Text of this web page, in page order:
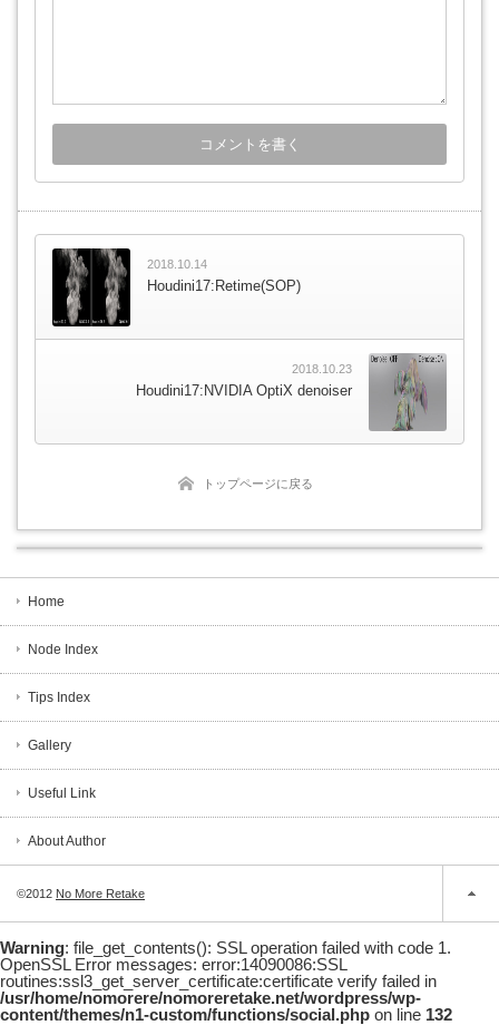
2018.10.14
Houdini17:Retime(SOP)
2018.10.23
Houdini17:NVIDIA OptiX denoiser
トップページに戻る
Home
Node Index
Tips Index
Gallery
Useful Link
About Author
©2012 No More Retake
Warning: file_get_contents(): SSL operation failed with code 1.
OpenSSL Error messages: error:14090086:SSL
routines:ssl3_get_server_certificate:certificate verify failed in
/usr/home/nomorere/nomoreretake.net/wordpress/wp-
content/themes/n1-custom/functions/social.php on line 132